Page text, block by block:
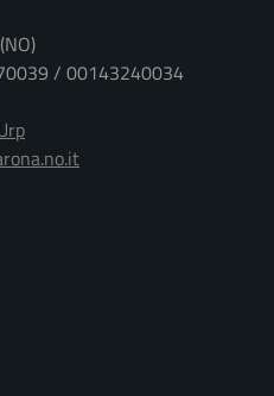
/ 00143240034